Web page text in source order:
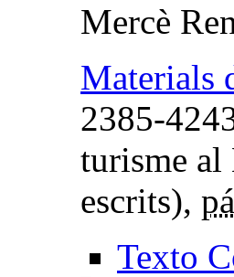
Mercè
Materials
2385-
turisme
escrits),
Texto